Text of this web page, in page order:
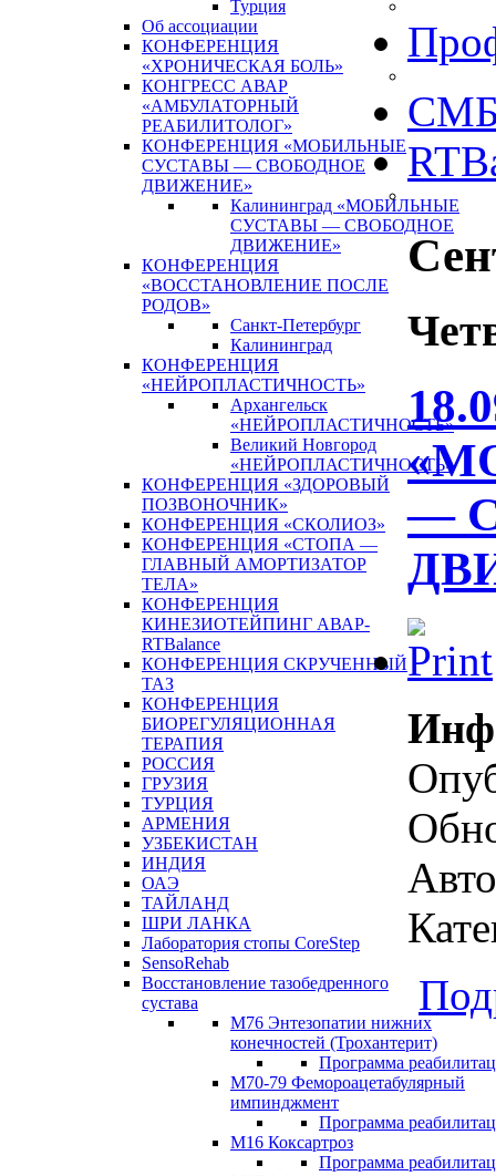
Турция
Об ассоциации
КОНФЕРЕНЦИЯ
«ХРОНИЧЕСКАЯ БОЛЬ»
КОНГРЕСС АВАР
«АМБУЛАТОРНЫЙ
РЕАБИЛИТОЛОГ»
КОНФЕРЕНЦИЯ «МОБИЛЬНЫЕ
СУСТАВЫ — СВОБОДНОЕ
ДВИЖЕНИЕ»
Калининград «МОБИЛЬНЫЕ
СУСТАВЫ — СВОБОДНОЕ
ДВИЖЕНИЕ»
КОНФЕРЕНЦИЯ
«ВОССТАНОВЛЕНИЕ ПОСЛЕ
РОДОВ»
Санкт-Петербург
Калининград
КОНФЕРЕНЦИЯ
«НЕЙРОПЛАСТИЧНОСТЬ»
Архангельск
«НЕЙРОПЛАСТИЧНОСТЬ»
Великий Новгород
«НЕЙРОПЛАСТИЧНОСТЬ»
КОНФЕРЕНЦИЯ «ЗДОРОВЫЙ
ПОЗВОНОЧНИК»
КОНФЕРЕНЦИЯ «СКОЛИОЗ»
КОНФЕРЕНЦИЯ «СТОПА —
ГЛАВНЫЙ АМОРТИЗАТОР
ТЕЛА»
КОНФЕРЕНЦИЯ
КИНЕЗИОТЕЙПИНГ АВАР-
RTBalance
КОНФЕРЕНЦИЯ СКРУЧЕННЫЙ
ТАЗ
КОНФЕРЕНЦИЯ
БИОРЕГУЛЯЦИОННАЯ
ТЕРАПИЯ
РОССИЯ
ГРУЗИЯ
ТУРЦИЯ
АРМЕНИЯ
УЗБЕКИСТАН
ИНДИЯ
ОАЭ
ТАЙЛАНД
ШРИ ЛАНКА
Лаборатория стопы CoreStep
SensoRehab
Восстановление тазобедренного
сустава
М76 Энтезопатии нижних
конечностей (Трохантерит)
Программа
М70-79 Фемороацетабулярный
импинджмент
Программа
M16 Коксартроз
Программа
—